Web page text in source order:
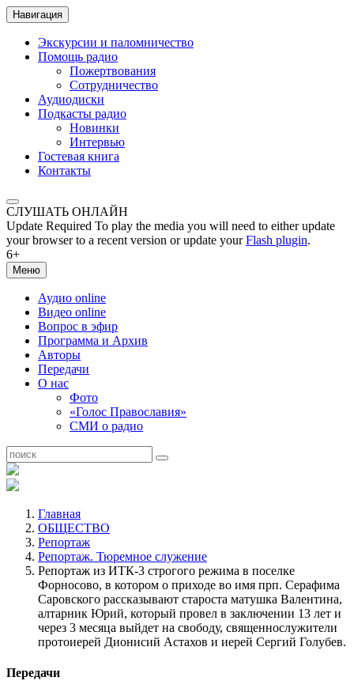
Навигация
Экскурсии и паломничество
Помощь радио
Пожертвования
Сотрудничество
Аудиодиски
Подкасты радио
Новинки
Интервью
Гостевая книга
Контакты
СЛУШАТЬ ОНЛАЙН
Update Required To play the media you will need to either update
your browser to a recent version or update yourFlash plugin.
6+
Меню
Аудио online
Видео online
Вопрос в эфир
Программа и Архив
Авторы
Передачи
О нас
Фото
«Голос Православия»
СМИ о радио
Главная
ОБЩЕСТВО
Репортаж
Репортаж. Тюремное служение
Репортаж из ИТК-3 строгого режима в поселке
Форносово, в котором о приходе во имя прп. Серафима
Саровского рассказывают староста матушка Валентина,
алтарник Юрий, который провел в заключении 13 лет и
через 3 месяца выйдет на свободу, священнослужители
протоиерей Дионисий Астахов и иерей Сергий Голубев.
Передачи